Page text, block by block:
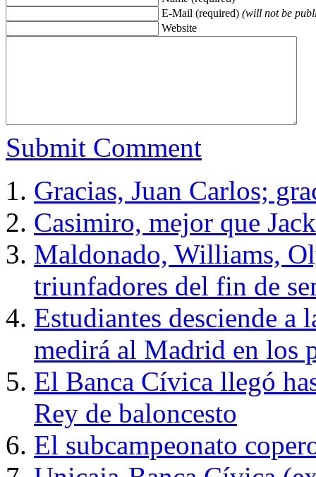
E-Mail (required) (will not be
Website
Submit Comment
Gracias, Juan Carlos;
Casimiro, mejor que
Maldonado, Williams,
triunfadores del fin de
Estudiantes desciende
medirá al Madrid en los
El Banca Cívica llegó
Rey de baloncesto
El subcampeonato